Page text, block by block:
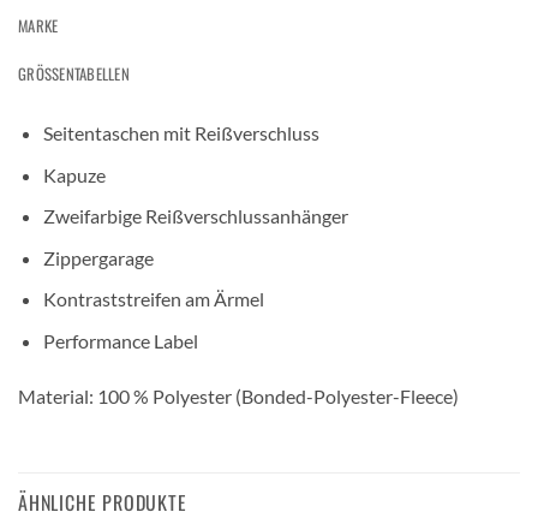
MARKE
GRÖSSENTABELLEN
Seitentaschen mit Reißverschluss
Kapuze
Zweifarbige Reißverschlussanhänger
Zippergarage
Kontraststreifen am Ärmel
Performance Label
Material: 100 % Polyester (Bonded-Polyester-Fleece)
ÄHNLICHE PRODUKTE